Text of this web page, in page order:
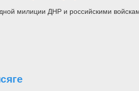
милиции ДНР и российскими